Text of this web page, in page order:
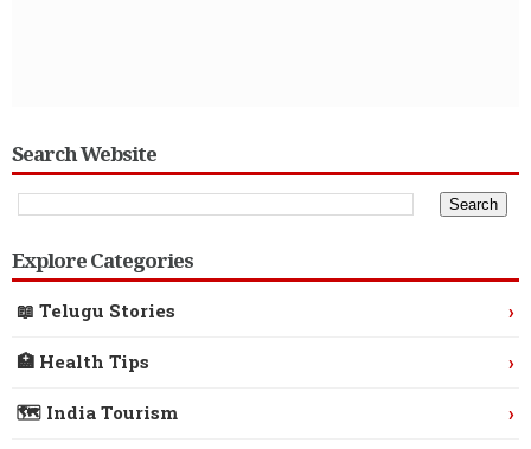
Search Website
Explore Categories
📖 Telugu Stories ›
🏥 Health Tips ›
🗺️ India Tourism ›